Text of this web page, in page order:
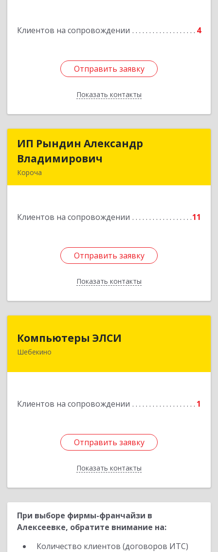
Клиентов на сопровождении 4
Отправить заявку
Показать контакты
Отправить заявку
Назад
ИП Рындин Александр
Владимирович
Короча
Клиентов на сопровождении 11
Отправить заявку
Показать контакты
ИП Рындин Александр
Подробнее
Отправить заявку
Назад
Компьютеры ЭЛСИ
Шебекино
Клиентов на сопровождении 1
Отправить заявку
Показать контакты
Отправить заявку
Назад
При выборе фирмы-франчайзи в
Алексеевке, обратите внимание на:
Количество клиентов (договоров ИТС)